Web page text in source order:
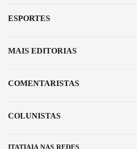
ITATIAIA NAS REDES
ESPORTES
MAIS EDITORIAS
COMENTARISTAS
COLUNISTAS